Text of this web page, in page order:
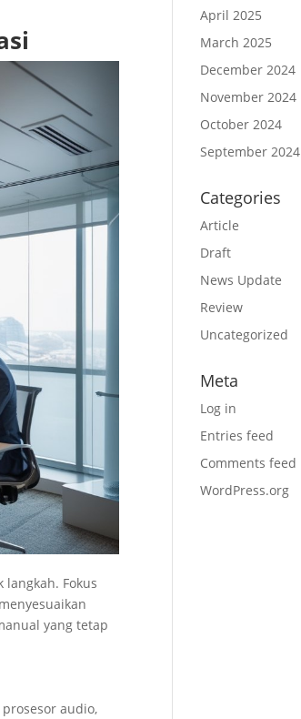
Fokus
yang tetap
audio,
April 2025
March 2025
December 2024
November 2024
October 2024
September 2024
Categories
Article
Draft
News Update
Review
Uncategorized
Meta
Log in
Entries feed
Comments feed
WordPress.org